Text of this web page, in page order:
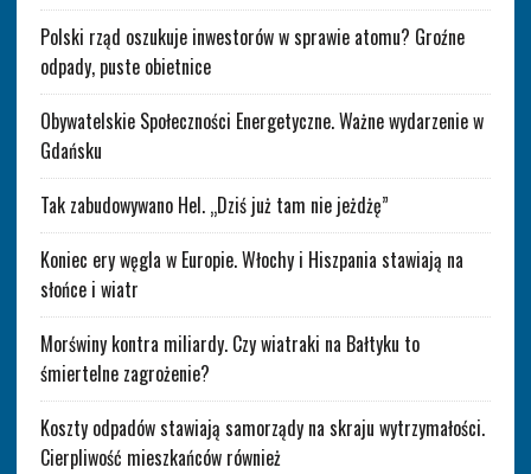
Polski rząd oszukuje inwestorów w sprawie atomu? Groźne
odpady, puste obietnice
Obywatelskie Społeczności Energetyczne. Ważne wydarzenie w
Gdańsku
Tak zabudowywano Hel. „Dziś już tam nie jeżdżę”
Koniec ery węgla w Europie. Włochy i Hiszpania stawiają na
słońce i wiatr
Morświny kontra miliardy. Czy wiatraki na Bałtyku to
śmiertelne zagrożenie?
Koszty odpadów stawiają samorządy na skraju wytrzymałości.
Cierpliwość mieszkańców również